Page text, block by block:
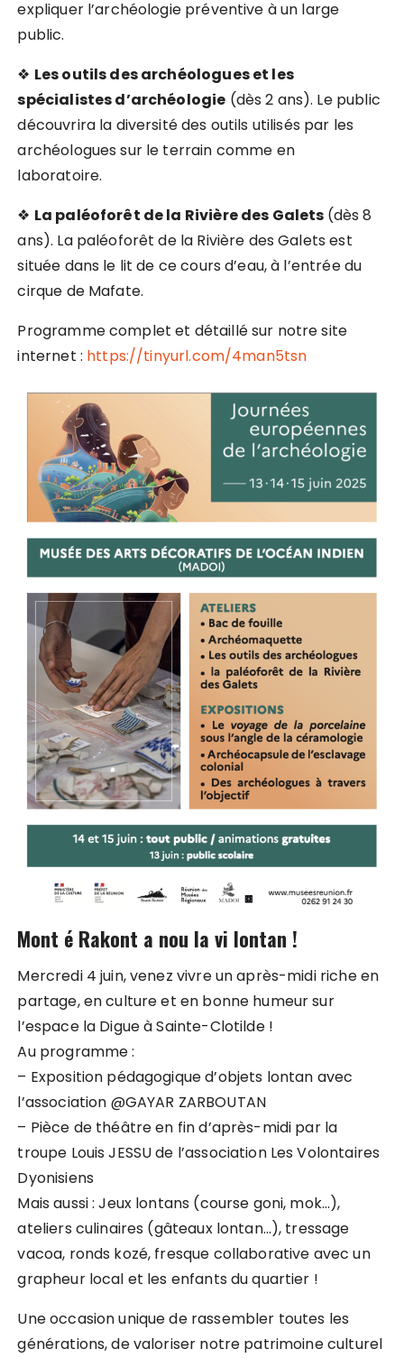
expliquer l’archéologie préventive à un large
public.
❖ Les outils des archéologues et les
spécialistes d’archéologie (dès 2 ans). Le public
découvrira la diversité des outils utilisés par les
archéologues sur le terrain comme en
laboratoire.
❖ La paléoforêt de la Rivière des Galets (dès 8
ans). La paléoforêt de la Rivière des Galets est
située dans le lit de ce cours d’eau, à l’entrée du
cirque de Mafate.
Programme complet et détaillé sur notre site
internet : https://tinyurl.com/4man5tsn
Mont é Rakont a nou la vi lontan !
Mercredi 4 juin, venez vivre un après-midi riche en
partage, en culture et en bonne humeur sur
l’espace la Digue à Sainte-Clotilde !
Au programme :
– Exposition pédagogique d’objets lontan avec
l’association @GAYAR ZARBOUTAN
– Pièce de théâtre en fin d’après-midi par la
troupe Louis JESSU de l’association Les Volontaires
Dyonisiens
Mais aussi : Jeux lontans (course goni, mok…),
ateliers culinaires (gâteaux lontan…), tressage
vacoa, ronds kozé, fresque collaborative avec un
grapheur local et les enfants du quartier !
Une occasion unique de rassembler toutes les
générations, de valoriser notre patrimoine culturel